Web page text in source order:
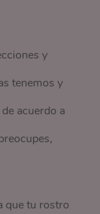
y
tenemos y
acuerdo a
que tu rostro